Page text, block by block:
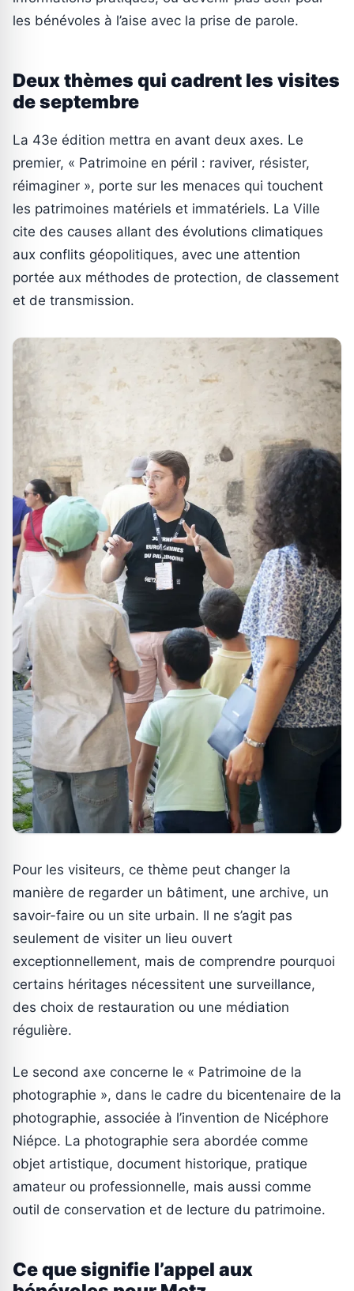
les bénévoles à l’aise avec la prise de parole.
Deux thèmes qui cadrent les visites
de septembre
La 43e édition mettra en avant deux axes. Le
premier, « Patrimoine en péril : raviver, résister,
réimaginer », porte sur les menaces qui touchent
les patrimoines matériels et immatériels. La Ville
cite des causes allant des évolutions climatiques
aux conflits géopolitiques, avec une attention
portée aux méthodes de protection, de classement
et de transmission.
Pour les visiteurs, ce thème peut changer la
manière de regarder un bâtiment, une archive, un
savoir-faire ou un site urbain. Il ne s’agit pas
seulement de visiter un lieu ouvert
exceptionnellement, mais de comprendre pourquoi
certains héritages nécessitent une surveillance,
des choix de restauration ou une médiation
régulière.
Le second axe concerne le « Patrimoine de la
photographie », dans le cadre du bicentenaire de la
photographie, associée à l’invention de Nicéphore
Niépce. La photographie sera abordée comme
objet artistique, document historique, pratique
amateur ou professionnelle, mais aussi comme
outil de conservation et de lecture du patrimoine.
Ce que signifie l’appel aux